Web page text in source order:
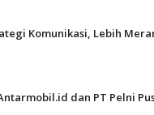
Komunikasi, Lebih
dan PT Pelni